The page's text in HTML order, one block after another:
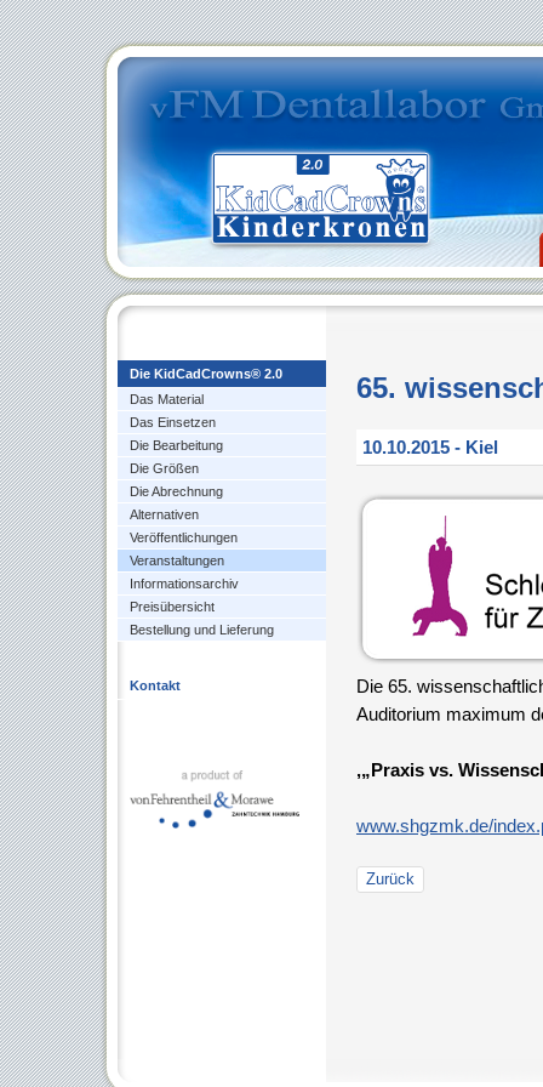
65.
10.10.2015 - Kiel
Die 65.
Auditorium maximum
‚„Praxis vs.
www.shgzmk.de/
Zurück
Die KidCadCrowns® 2.0
Das Material
Das Einsetzen
Die Bearbeitung
Die Größen
Die Abrechnung
Alternativen
Veröffentlichungen
Veranstaltungen
Informationsarchiv
Preisübersicht
Bestellung und Lieferung
Kontakt